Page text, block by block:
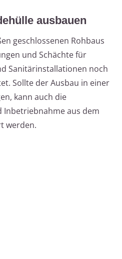
ausbauen
geschlossenen Rohbaus
und Schächte für
Sanitärinstallationen noch
Sollte der Ausbau in einer
kann auch die
aus dem
werden.